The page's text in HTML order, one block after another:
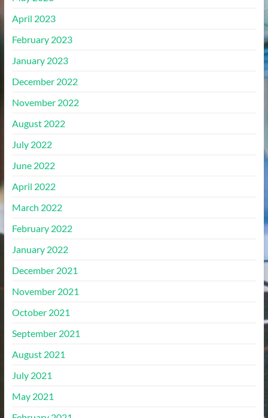
April 2023
February 2023
January 2023
December 2022
November 2022
August 2022
July 2022
June 2022
April 2022
March 2022
February 2022
January 2022
December 2021
November 2021
October 2021
September 2021
August 2021
July 2021
May 2021